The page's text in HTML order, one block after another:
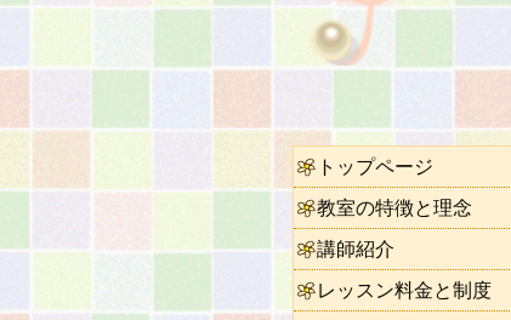
トップページ
教室の特徴と理念
講師紹介
レッスン料金と制度